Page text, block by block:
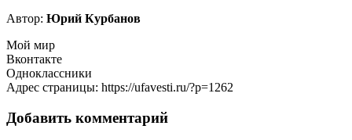
Автор: Юрий Курбанов
Мой мир
Вконтакте
Одноклассники
Адрес страницы: https://ufavesti.ru/?p=1262
Добавить комментарий